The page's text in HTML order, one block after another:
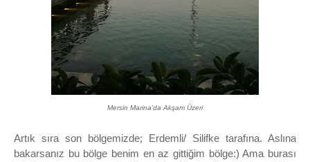
Mersin Marina'da Akşam Üzeri
Artık sıra son bölgemizde; Erdemli/ Silifke tarafına. Aslına
bakarsanız bu bölge benim en az gittiğim bölge:) Ama burası